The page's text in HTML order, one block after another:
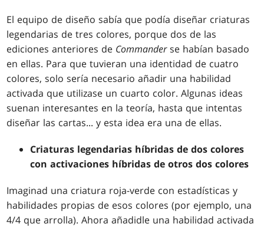
El equipo de diseño sabía que podía diseñar criaturas
legendarias de tres colores, porque dos de las
ediciones anteriores de Commanderse habían basado
en ellas. Para que tuvieran una identidad de cuatro
colores, solo sería necesario añadir una habilidad
activada que utilizase un cuarto color. Algunas ideas
suenan interesantes en la teoría, hasta que intentas
diseñar las cartas... y esta idea era una de ellas.
Criaturas legendarias híbridas de dos colores
con activaciones híbridas de otros dos colores
Imaginad una criatura roja-verde con estadísticas y
habilidades propias de esos colores (por ejemplo, una
4/4 que arrolla). Ahora añadidle una habilidad activada